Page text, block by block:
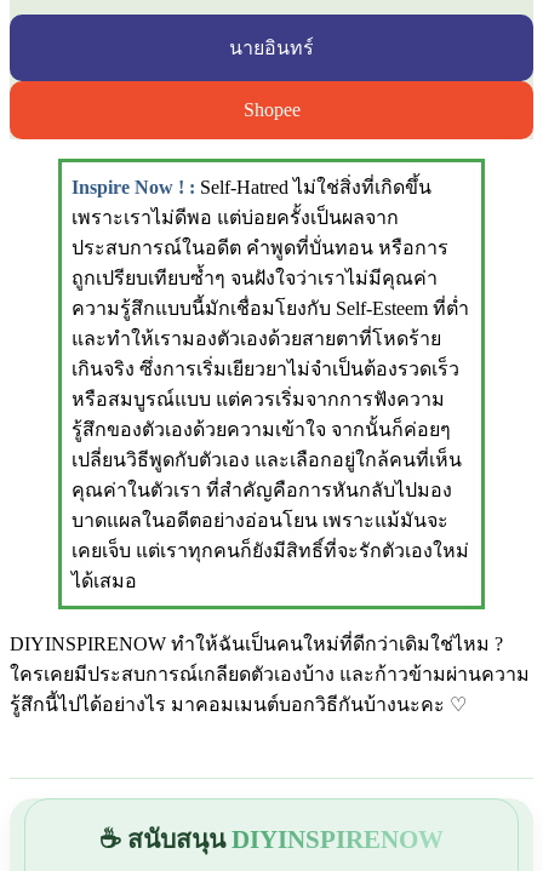
นายอินทร์
Shopee
Inspire Now ! : Self-Hatred ไม่ใช่สิ่งที่เกิดขึ้น
เพราะเราไม่ดีพอ แต่บ่อยครั้งเป็นผลจาก
ประสบการณ์ในอดีต คำพูดที่บั่นทอน หรือการ
ถูกเปรียบเทียบซ้ำๆ จนฝังใจว่าเราไม่มีคุณค่า
ความรู้สึกแบบนี้มักเชื่อมโยงกับ Self-Esteem ที่ต่ำ
และทำให้เรามองตัวเองด้วยสายตาที่โหดร้าย
เกินจริง ซึ่งการเริ่มเยียวยาไม่จำเป็นต้องรวดเร็ว
หรือสมบูรณ์แบบ แต่ควรเริ่มจากการฟังความ
รู้สึกของตัวเองด้วยความเข้าใจ จากนั้นก็ค่อยๆ
เปลี่ยนวิธีพูดกับตัวเอง และเลือกอยู่ใกล้คนที่เห็น
คุณค่าในตัวเรา ที่สำคัญคือการหันกลับไปมอง
บาดแผลในอดีตอย่างอ่อนโยน เพราะแม้มันจะ
เคยเจ็บ แต่เราทุกคนก็ยังมีสิทธิ์ที่จะรักตัวเองใหม่
ได้เสมอ
DIYINSPIRENOW ทำให้ฉันเป็นคนใหม่ที่ดีกว่าเดิมใช่ไหม ?
ใครเคยมีประสบการณ์เกลียดตัวเองบ้าง และก้าวข้ามผ่านความ
รู้สึกนี้ไปได้อย่างไร มาคอมเมนต์บอกวิธีกันบ้างนะคะ ♡
☕ สนับสนุนDIYINSPIRENOW